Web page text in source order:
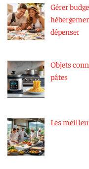
Gérer
dépenser
Objets
pâtes
Les